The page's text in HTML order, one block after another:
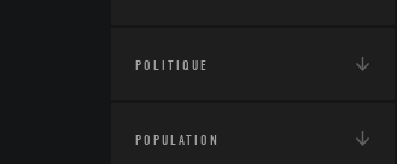
POLITIQUE
POPULATION